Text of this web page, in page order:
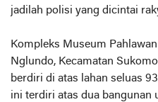
jadilah polisi yang dicintai
Kompleks Museum
Nglundo, Kecamatan
berdiri di atas lahan seluas
ini terdiri atas dua bangunan